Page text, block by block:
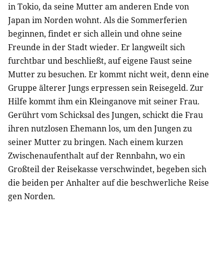
in Tokio, da seine Mutter am anderen Ende von
Japan im Norden wohnt. Als die Sommerferien
beginnen, findet er sich allein und ohne seine
Freunde in der Stadt wieder. Er langweilt sich
furchtbar und beschließt, auf eigene Faust seine
Mutter zu besuchen. Er kommt nicht weit, denn eine
Gruppe älterer Jungs erpressen sein Reisegeld. Zur
Hilfe kommt ihm ein Kleinganove mit seiner Frau.
Gerührt vom Schicksal des Jungen, schickt die Frau
ihren nutzlosen Ehemann los, um den Jungen zu
seiner Mutter zu bringen. Nach einem kurzen
Zwischenaufenthalt auf der Rennbahn, wo ein
Großteil der Reisekasse verschwindet, begeben sich
die beiden per Anhalter auf die beschwerliche Reise
gen Norden.